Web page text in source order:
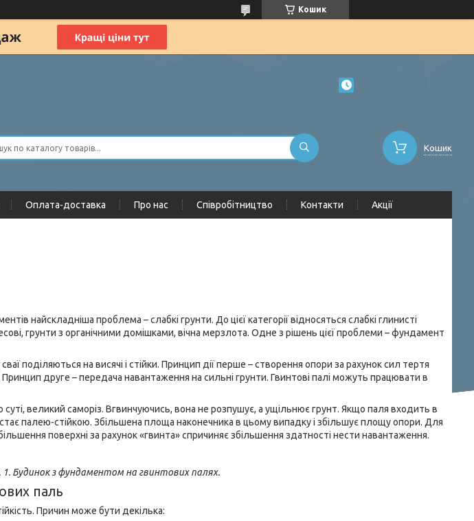
Кошик
Кошик
Оплата-доставка Про нас Співробітництво Контакти Акції
найскладніша проблема – слабкі грунти. До цієї категорії відносяться слабкі глинисті
грунти з органічними домішками, вічна мерзлота. Одне з рішень цієї проблеми – фундамент
поділяються на висячі і стійки. Принцип дії перше – створення опори за рахунок сил тертя
друге – передача навантаження на сильні грунти. Гвинтові палі можуть працювати в
суті, великий саморіз. Вгвинчуючись, вона не розпушує, а ущільнює грунт. Якщо паля входить в
палею-стійкою. Збільшена площа наконечника в цьому випадку і збільшує площу опори. Для
поверхні за рахунок «гвинта» спричиняє збільшення здатності нести навантаження.
1. Будинок з фундаментом на гвинтових палях.
паль
Причин може бути декілька: